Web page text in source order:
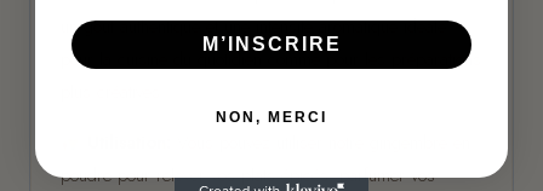
un goût authentique et une intensité aromatique idéale
pour la cuisine du quotidien comme pour les préparations
poudre pour relever vos plats épicés, parfumer vos
M’INSCRIRE
NON, MERCI